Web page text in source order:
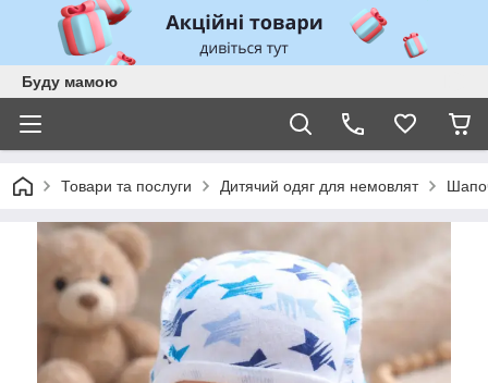
Буду мамою
Товари та послуги Дитячий одяг для немовлят